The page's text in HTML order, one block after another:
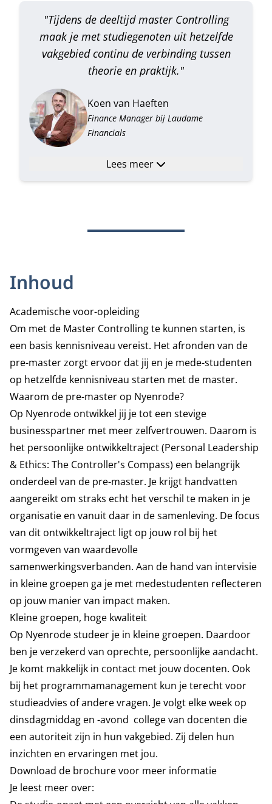
"Tijdens de deeltijd master Controlling
maak je met studiegenoten uit hetzelfde
vakgebied continu de verbinding tussen
theorie en praktijk."
Koen van Haeften
Finance Manager bij Laudame
Financials
Lees meer
Inhoud
Academische voor-opleiding
Om met de Master Controlling te kunnen starten, is
een basis kennisniveau vereist. Het afronden van de
pre-master zorgt ervoor dat jij en je mede-studenten
op hetzelfde kennisniveau starten met de master.
Waarom de pre-master op Nyenrode?
Op Nyenrode ontwikkel jij je tot een stevige
businesspartner met meer zelfvertrouwen. Daarom is
het persoonlijke ontwikkeltraject (Personal Leadership
& Ethics: The Controller's Compass) een belangrijk
onderdeel van de pre-master. Je krijgt handvatten
aangereikt om straks echt het verschil te maken in je
organisatie en vanuit daar in de samenleving. De focus
van dit ontwikkeltraject ligt op jouw rol bij het
vormgeven van waardevolle
samenwerkingsverbanden. Aan de hand van intervisie
in kleine groepen ga je met medestudenten reflecteren
op jouw manier van impact maken.
Kleine groepen, hoge kwaliteit
Op Nyenrode studeer je in kleine groepen. Daardoor
ben je verzekerd van oprechte, persoonlijke aandacht.
Je komt makkelijk in contact met jouw docenten. Ook
bij het programmamanagement kun je terecht voor
studieadvies of andere vragen. Je volgt elke week op
dinsdagmiddag en -avond college van docenten die
een autoriteit zijn in hun vakgebied. Zij delen hun
inzichten en ervaringen met jou.
Download de brochure voor meer informatie
Je leest meer over: